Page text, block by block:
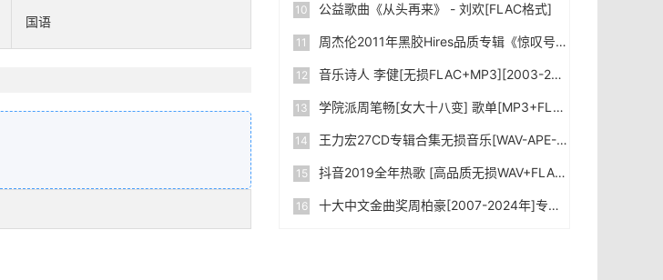
国语
公益歌曲《从头再来》 - 刘欢[FLAC格式]
周杰伦2011年黑胶Hires品质专辑《惊叹号》[WAV格式]无损音乐下载|百度网盘
音乐诗人 李健[无损FLAC+MP3][2003-2024]专辑合集 下载
学院派周笔畅[女大十八变] 歌单[MP3+FLAC格式]无损音乐下载|百度网盘
王力宏27CD专辑合集无损音乐[WAV-APE-FLAC]网盘下载|百度网盘
抖音2019全年热歌 [高品质无损WAV+FLAC+MP3-320kbps+MV] 2000+首大合集 网盘下载|百度网盘
十大中文金曲奖周柏豪[2007-2024年]专辑音乐合集[FLAC格式+MP3-4.76GB]无损音乐下载|百度网盘